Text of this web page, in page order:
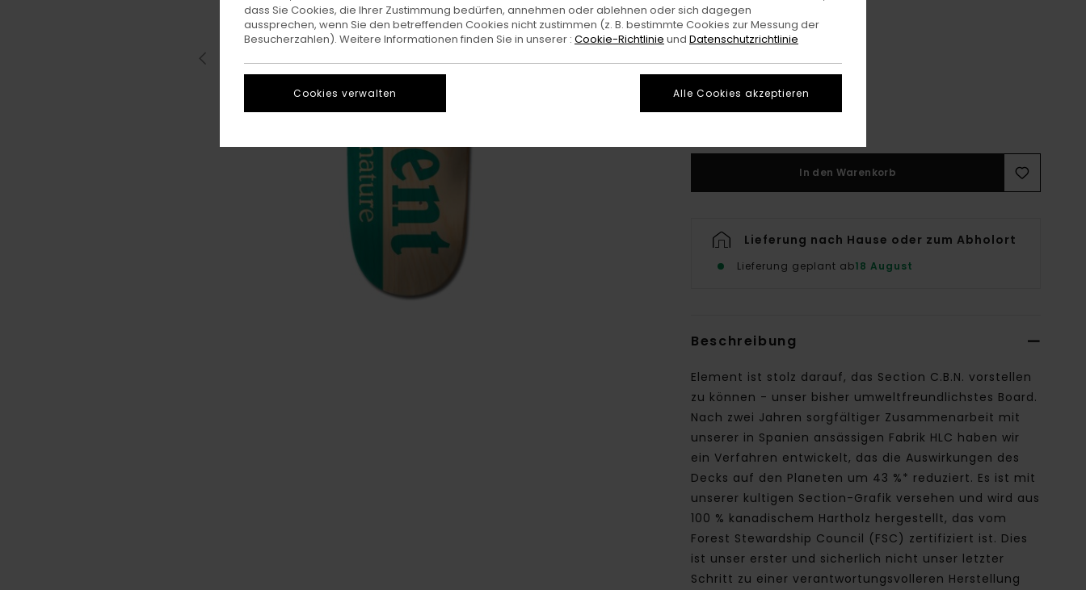
In den Warenkorb
Lieferung nach Hause oder zum Abholort
Lieferung geplant ab18 August
Beschreibung
Element ist stolz darauf, das Section C.B.N. vorstellen
zu können - unser bisher umweltfreundlichstes Board.
Nach zwei Jahren sorgfältiger Zusammenarbeit mit
unserer in Spanien ansässigen Fabrik HLC haben wir
ein Verfahren entwickelt, das die Auswirkungen des
Decks auf den Planeten um 43 %* reduziert. Es ist mit
unserer kultigen Section-Grafik versehen und wird aus
100 % kanadischem Hartholz hergestellt, das vom
Forest Stewardship Council (FSC) zertifiziert ist. Dies
ist unser erster und sicherlich nicht unser letzter
Schritt zu einer verantwortungsvolleren Herstellung
dass Sie Cookies, die Ihrer Zustimmung bedürfen, annehmen oder ablehnen oder sich dagegen
aussprechen, wenn Sie den betreffenden Cookies nicht zustimmen (z. B. bestimmte Cookies zur Messung der
Besucherzahlen). Weitere Informationen finden Sie in unserer : Cookie-Richtlinie und Datenschutzrichtlinie
Cookies verwalten Alle Cookies akzeptieren